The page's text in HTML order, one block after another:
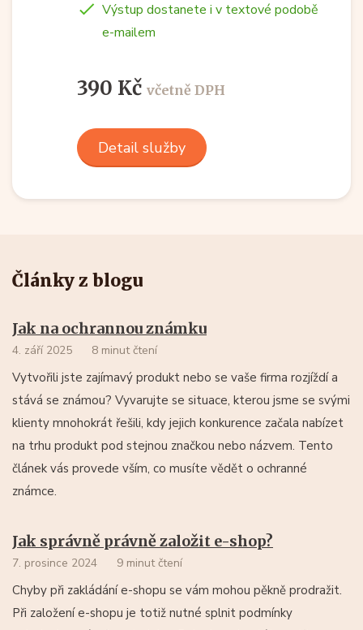
Výstup dostanete i v textové podobě
e-mailem
390 Kč včetně DPH
Detail služby
Články z blogu
Jak na ochrannou známku
4. září 2025 8 minut čtení
Vytvořili jste zajímavý produkt nebo se vaše firma rozjíždí a
stává se známou? Vyvarujte se situace, kterou jsme se svými
klienty mnohokrát řešili, kdy jejich konkurence začala nabízet
na trhu produkt pod stejnou značkou nebo názvem. Tento
článek vás provede vším, co musíte vědět o ochranné
známce.
Jak správně právně založit e-shop?
7. prosince 2024 9 minut čtení
Chyby při zakládání e-shopu se vám mohou pěkně prodražit.
Při založení e-shopu je totiž nutné splnit podmínky